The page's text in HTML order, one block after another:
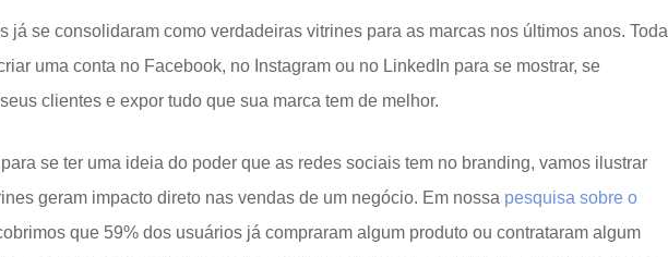
já se consolidaram como verdadeiras vitrines para as marcas nos últimos anos. Toda
uma conta no Facebook, no Instagram ou no LinkedIn para se mostrar, se
clientes e expor tudo que sua marca tem de melhor.
se ter uma ideia do poder que as redes sociais tem no branding, vamos ilustrar
geram impacto direto nas vendas de um negócio. Em nossa pesquisa sobre o
que 59% dos usuários já compraram algum produto ou contrataram algum